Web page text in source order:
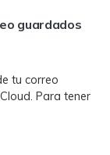
guardados
tu correo
Para tener